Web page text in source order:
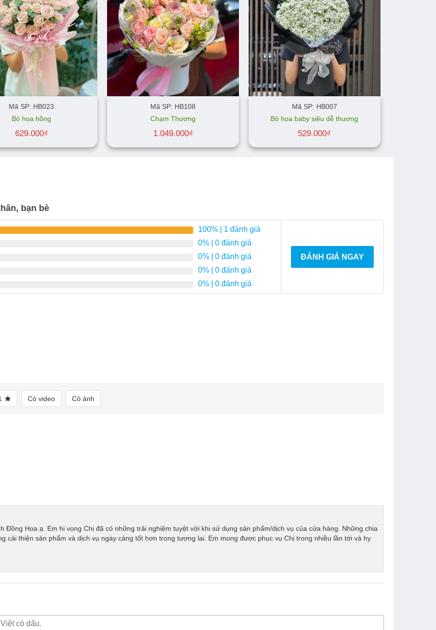
Mã SP: HB023
Bó hoa hồng
629.000₫
Mã SP: HB108
Chạm Thương
1.049.000₫
Mã SP: HB007
Bó hoa baby siêu dễ thương
529.000₫
bạn bè
100% | 1 đánh giá
0% | 0 đánh giá
0% | 0 đánh giá
0% | 0 đánh giá
0% | 0 đánh giá
ĐÁNH GIÁ NGAY
Có video Có ảnh
Đồng Hoa ạ. Em hi vọng Chị đã có những trải nghiệm tuyệt vời khi sử dụng sản phẩm/dịch vụ của cửa hàng. Những chia
cải thiện sản phẩm và dịch vụ ngày càng tốt hơn trong tương lai. Em mong được phục vụ Chị trong nhiều lần tới và hy